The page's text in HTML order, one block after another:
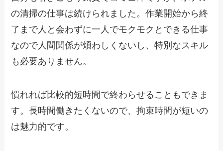
の清掃の仕事は続けられました。作業開始から終
了まで人と会わずに一人でモクモクとできる仕事
なので人間関係が煩わしくないし、特別なスキル
も必要ありません。
慣れれば比較的短時間で終わらせることもできま
す。長時間働きたくないので、拘束時間が短いの
は魅力的です。